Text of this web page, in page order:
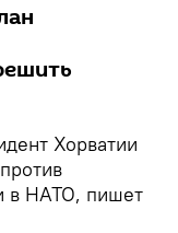
Хорватии
в НАТО, пишет